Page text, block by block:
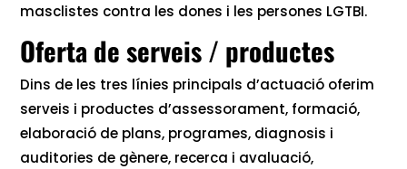
masclistes contra les dones i les persones LGTBI.
Oferta de serveis / productes
Dins de les tres línies principals d’actuació oferim
serveis i productes d’assessorament, formació,
elaboració de plans, programes, diagnosis i
auditories de gènere, recerca i avaluació,